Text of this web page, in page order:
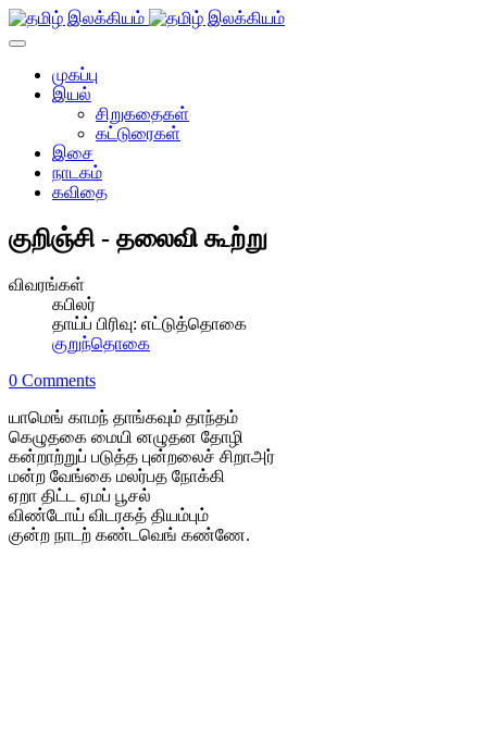
முகப்பு
இயல்
சிறுகதைகள்
கட்டுரைகள்
இசை
நாடகம்
கவிதை
குறிஞ்சி - தலைவி கூற்று
விவரங்கள்
கபிலர்
தாய்ப் பிரிவு: எட்டுத்தொகை
குறுந்தொகை
0 Comments
யாமெங் காமந் தாங்கவும் தாந்தம்
கெழுதகை மையி னழுதன தோழி
கன்றாற்றுப் படுத்த புன்றலைச் சிறாஅர்
மன்ற வேங்கை மலர்பத நோக்கி
ஏறா திட்ட ஏமப் பூசல்
விண்டோய் விடரகத் தியம்பும்
குன்ற நாடற் கண்டவெங் கண்ணே.